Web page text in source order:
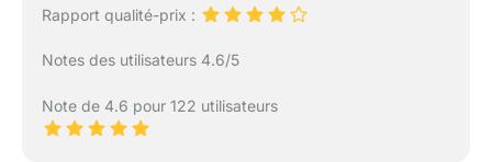
Rapport qualité-prix :
Notes des utilisateurs 4.6/5
Note de 4.6 pour 122 utilisateurs